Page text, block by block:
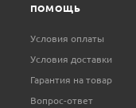
ПОМОЩЬ
Условия оплаты
Условия доставки
Гарантия на товар
Вопрос-ответ